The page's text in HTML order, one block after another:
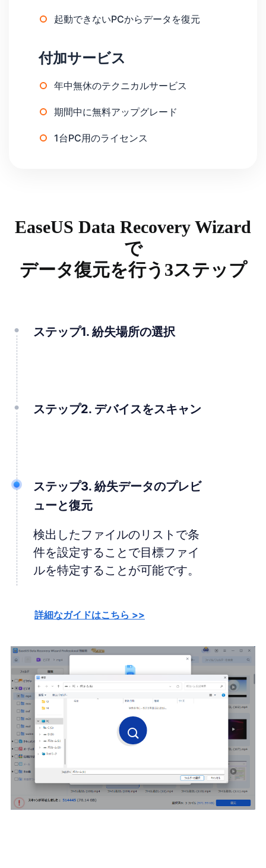
起動できないPCからデータを復元
付加サービス
年中無休のテクニカルサービス
期間中に無料アップグレード
1台PC用のライセンス
EaseUS Data Recovery Wizard
で
データ復元を行う3ステップ
ステップ1. 紛失場所の選択
も表示されます。
ステップ2. デバイスをスキャン
ンが始まります。この段階のスキャンに
よって紛失データを更に多く検出するこ
とが可能です。
ステップ3. 紛失データのプレビ
ューと復元
検出したファイルのリストで条
件を設定することで目標ファイ
ルを特定することが可能です。
ェックしてから復元することが
詳細なガイドはこちら >>